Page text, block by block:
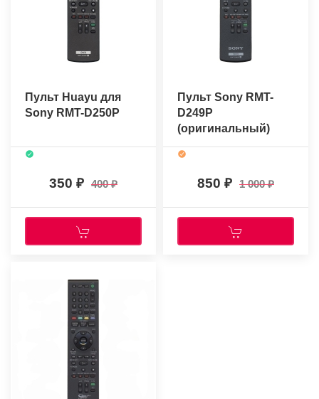
Пульт Huayu для
Sony RMT-D250P
350 400
Пульт Sony RMT-
D249P
(оригинальный)
850 1 000